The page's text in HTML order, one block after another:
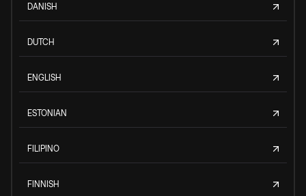
DANISH
DUTCH
ENGLISH
ESTONIAN
FILIPINO
FINNISH